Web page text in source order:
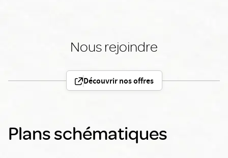
Nous rejoindre
Découvrir nos offres
Plans schématiques